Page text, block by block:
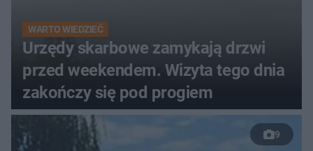
WARTO WIEDZIEĆ
Urzędy skarbowe zamykają drzwi
przed weekendem. Wizyta tego dnia
zakończy się pod progiem
9